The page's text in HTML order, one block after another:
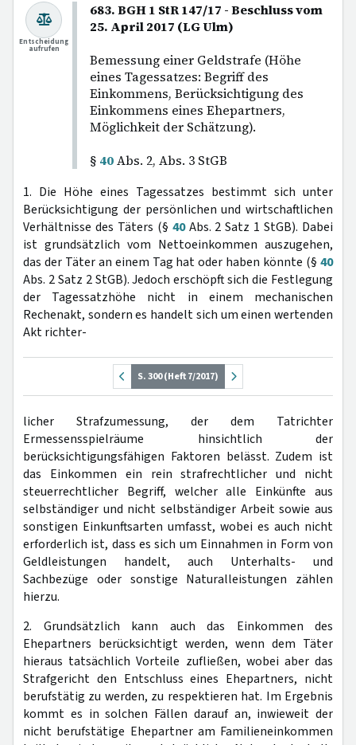
683. BGH 1 StR 147/17 - Beschluss vom
25. April 2017 (LG Ulm)
Bemessung einer Geldstrafe (Höhe
eines Tagessatzes: Begriff des
Einkommens, Berücksichtigung des
Einkommens eines Ehepartners,
Möglichkeit der Schätzung).
§ 40Abs. 2, Abs. 3 StGB
Entscheidung
aufrufen
1. Die Höhe eines Tagessatzes bestimmt sich unter
Berücksichtigung der persönlichen und wirtschaftlichen
Verhältnisse des Täters (§ 40Abs. 2 Satz 1 StGB). Dabei
ist grundsätzlich vom Nettoeinkommen auszugehen,
das der Täter an einem Tag hat oder haben könnte (§ 40
Abs. 2 Satz 2 StGB). Jedoch erschöpft sich die Festlegung
der Tagessatzhöhe nicht in einem mechanischen
Rechenakt, sondern es handelt sich um einen wertenden
Akt richter-
S. 300 (Heft 7/2017)
licher Strafzumessung, der dem Tatrichter
Ermessensspielräume hinsichtlich der
berücksichtigungsfähigen Faktoren belässt. Zudem ist
das Einkommen ein rein strafrechtlicher und nicht
steuerrechtlicher Begriff, welcher alle Einkünfte aus
selbständiger und nicht selbständiger Arbeit sowie aus
sonstigen Einkunftsarten umfasst, wobei es auch nicht
erforderlich ist, dass es sich um Einnahmen in Form von
Geldleistungen handelt, auch Unterhalts- und
Sachbezüge oder sonstige Naturalleistungen zählen
hierzu.
2. Grundsätzlich kann auch das Einkommen des
Ehepartners berücksichtigt werden, wenn dem Täter
hieraus tatsächlich Vorteile zufließen, wobei aber das
Strafgericht den Entschluss eines Ehepartners, nicht
berufstätig zu werden, zu respektieren hat. Im Ergebnis
kommt es in solchen Fällen darauf an, inwieweit der
nicht berufstätige Ehepartner am Familieneinkommen